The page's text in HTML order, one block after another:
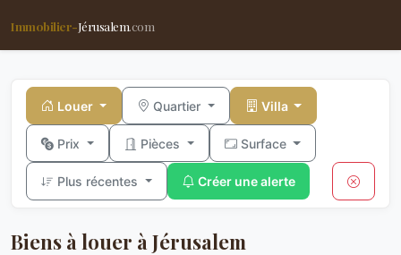
Immobilier-Jérusalem.com
Louer Quartier Villa
Prix Pièces Surface
Plus récentes Créer une alerte
Biens à louer à Jérusalem